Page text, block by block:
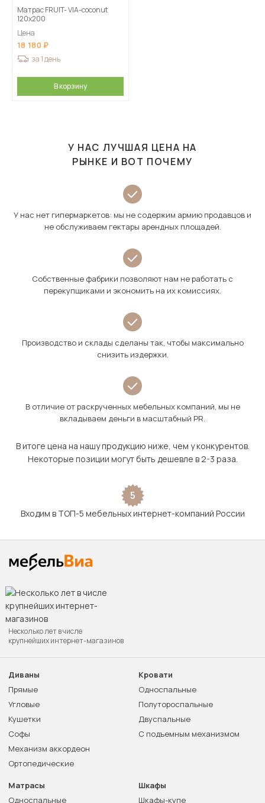
Матрас FRUIT- VIA-coconut
120х200
Цена
18 180
за 1 день
В корзину
У НАС ЛУЧШАЯ ЦЕНА НА
РЫНКЕ И ВОТ ПОЧЕМУ
У нас нет гипермаркетов: мы не содержим армию продавцов и
не обслуживаем гектары арендных площадей.
Собственные фабрики позволяют нам не работать с
перекупщиками и экономить на их комиссиях.
Производство и склады сделаны так, чтобы максимально
снизить издержки.
В отличие от раскрученных мебельных компаний, мы не
вкладываем деньги в масштабный PR.
В итоге цена на нашу продукцию ниже, чем у конкурентов.
Некоторые позиции могут быть дешевле в 2-3 раза.
5
Входим в ТОП-5 мебельных интернет-компаний России
Несколько лет в числе
крупнейших интернет-магазинов
Диваны
Прямые
Угловые
Кушетки
Софы
Механизм аккордеон
Ортопедические
Кровати
Односпальные
Полутороспальные
Двуспальные
С подъемным механизмом
Матрасы
Односпальные
Шкафы
Шкафы-купе